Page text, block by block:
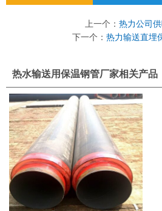
上一个： 热力公司
下一个： 热力输送直埋
热水输送用保温钢管厂家相关产品